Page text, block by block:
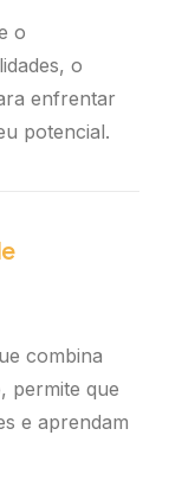
o
o
enfrentar
potencial.
combina
permite que
e aprendam